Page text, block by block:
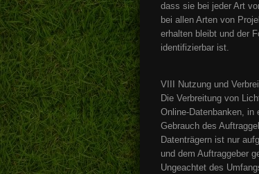
dass sie bei jeder Art
bei allen Arten von
erhalten bleibt und der
identifizierbar ist.
VIII Nutzung und
Die Verbreitung von
Online-Datenbanken, in
Gebrauch des
Datenträgern ist nur
und dem Auftraggeber
Ungeachtet des